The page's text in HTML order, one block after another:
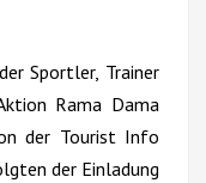
Sportler, Trainer
Rama Dama
der Tourist Info
der Einladung